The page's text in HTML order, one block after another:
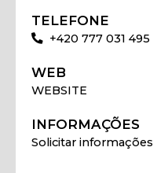
TELEFONE
+420 777 031 495
WEB
WEBSITE
INFORMAÇÕES
Solicitar informações